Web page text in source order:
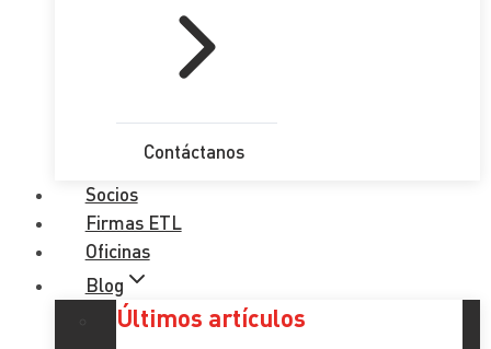
Contáctanos
Socios
Firmas ETL
Oficinas
Blog
Últimos artículos